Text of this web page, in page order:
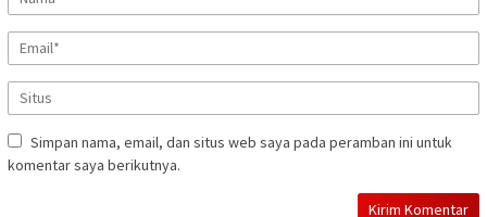
Simpan nama, email, dan situs web saya pada peramban ini untuk
komentar saya berikutnya.